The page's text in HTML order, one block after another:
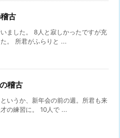
古
ました。 8人と寂しかったですが充
。 所君がふらりと ...
稽古
いうか、新年会の前の週。所君も来
の練習に。 10人で ...